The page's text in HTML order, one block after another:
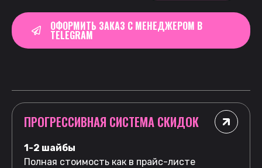
ОФОРМИТЬ ЗАКАЗ С МЕНЕДЖЕРОМ В
TELEGRAM
ПРОГРЕССИВНАЯ СИСТЕМА СКИДОК
1-2 шайбы
Полная стоимость как в прайс-листе